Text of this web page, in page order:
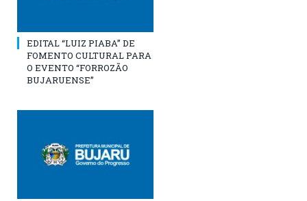
EDITAL “LUIZ PIABA” DE
FOMENTO CULTURAL PARA
O EVENTO “FORROZÃO
BUJARUENSE”